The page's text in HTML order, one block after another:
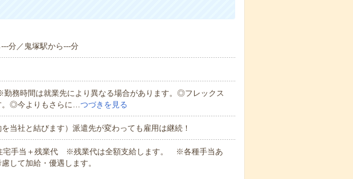
分／鬼塚駅から---分
務時間は就業先により異なる場合があります。◎フレックス
。◎今よりもさらに…つづきを見る
当社と結びます）派遣先が変わっても雇用は継続！
宅手当＋残業代 ※残業代は全額支給します。 ※各種手当あ
して加給・優遇します。